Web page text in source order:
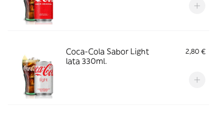
Coca-Cola Sabor Light
lata 330ml.
2,80 €